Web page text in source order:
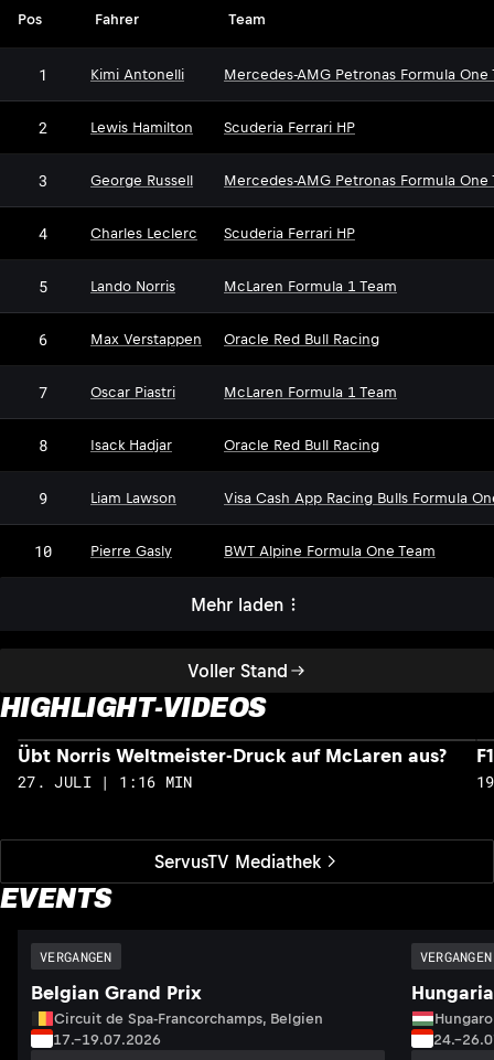
Voller Stand
Pos Fahrer Team
1 Kimi Antonelli Mercedes-AMG Petronas Formula One
2 Lewis Hamilton Scuderia Ferrari HP
3 George Russell Mercedes-AMG Petronas Formula One
4 Charles Leclerc Scuderia Ferrari HP
5 Lando Norris McLaren Formula 1 Team
6 Max Verstappen Oracle Red Bull Racing
7 Oscar Piastri McLaren Formula 1 Team
8 Isack Hadjar Oracle Red Bull Racing
9 Liam Lawson Visa Cash App Racing Bulls Formula
10 Pierre Gasly BWT Alpine Formula One Team
Mehr laden
HIGHLIGHT-VIDEOS
ServusTV Mediathek
Übt Norris Weltmeister-Druck auf McLaren aus?
27. JULI | 1:16 MIN
EVENTS
VERGANGEN
Belgian Grand Prix
Circuit de Spa-Francorchamps, Belgien
17.–19.07.2026
VERGANGEN